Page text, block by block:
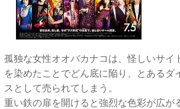
孤独な女性オオバカナコは、怪しいサイ
を染めたことでどん底に陥り、とあるダ
スとして売られてしまう。
重い鉄の扉を開けると強烈な色彩が広が